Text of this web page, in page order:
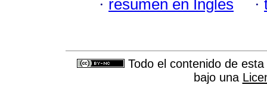
· resumen en Inglés ·
Todo el contenido de
bajo una